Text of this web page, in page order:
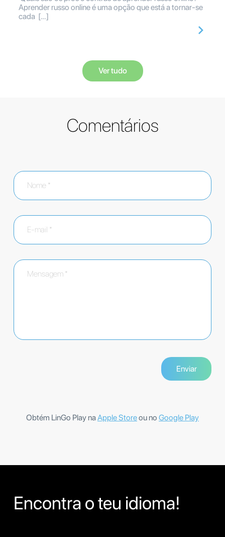
Aprender russo online é uma opção que está a tornar-se
cada […]
Ver tudo
Comentários
Obtém LinGo Play naApple Storeou no Google Play
Encontra o teu idioma!